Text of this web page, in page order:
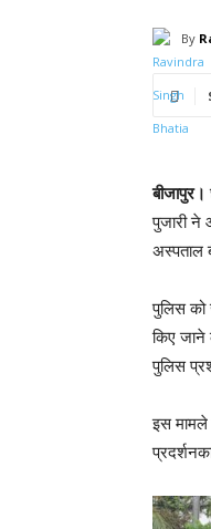
By
बीजापुर।
पुजारी ने
अस्पताल
पुलिस
किए
पुलिस
इस मामले